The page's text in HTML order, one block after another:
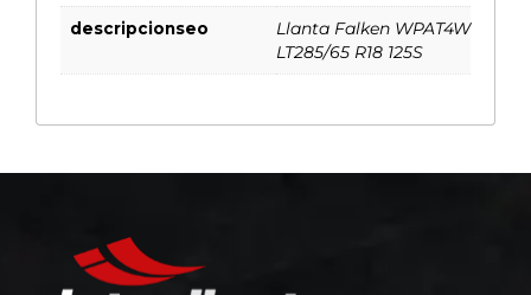
descripcionseo
Llanta Falken WPAT4W
LT285/65 R18 125S